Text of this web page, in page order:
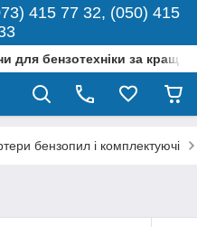
415 77 32, (050) 415
для бензотехніки за
бензопил і комплектуючі